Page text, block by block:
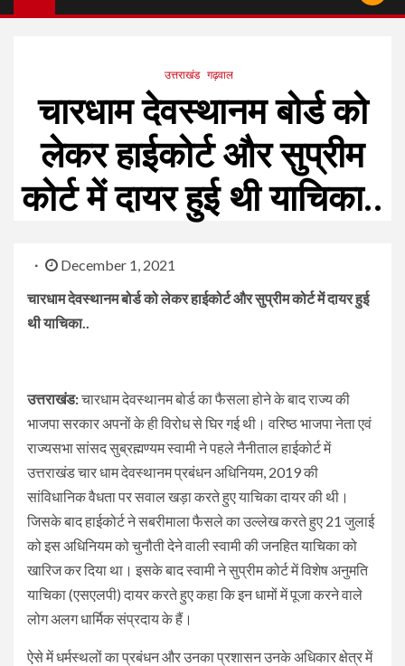
उत्तराखंड गढ़वाल
चारधाम देवस्थानम बोर्ड को
लेकर हाईकोर्ट और सुप्रीम
कोर्ट में दायर हुई थी याचिका..
December 1, 2021
चारधाम देवस्थानम बोर्ड को लेकर हाईकोर्ट और सुप्रीम कोर्ट में दायर हुई
थी याचिका..
उत्तराखंड:चारधाम देवस्थानम बोर्ड का फैसला होने के बाद राज्य की
भाजपा सरकार अपनों के ही विरोध से घिर गई थी। वरिष्ठ भाजपा नेता एवं
राज्यसभा सांसद सुब्रह्मण्यम स्वामी ने पहले नैनीताल हाईकोर्ट में
उत्तराखंड चार धाम देवस्थानम प्रबंधन अधिनियम, 2019 की
सांविधानिक वैधता पर सवाल खड़ा करते हुए याचिका दायर की थी।
जिसके बाद हाईकोर्ट ने सबरीमाला फैसले का उल्लेख करते हुए 21 जुलाई
को इस अधिनियम को चुनौती देने वाली स्वामी की जनहित याचिका को
खारिज कर दिया था। इसके बाद स्वामी ने सुप्रीम कोर्ट में विशेष अनुमति
याचिका (एसएलपी) दायर करते हुए कहा कि इन धामों में पूजा करने वाले
लोग अलग धार्मिक संप्रदाय के हैं।
ऐसे में धर्मस्थलों का प्रबंधन और उनका प्रशासन उनके अधिकार क्षेत्र में